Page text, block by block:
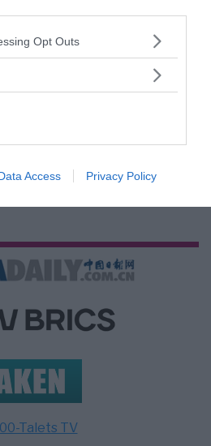
app uses one or more Google
behaviour. You may click to
purposes in below Google
Opt Outs
Access Privacy Policy
Talets TV